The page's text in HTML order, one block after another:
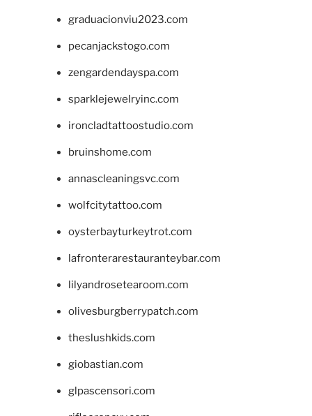
graduacionviu2023.com
pecanjackstogo.com
zengardendayspa.com
sparklejewelryinc.com
ironcladtattoostudio.com
bruinshome.com
annascleaningsvc.com
wolfcitytattoo.com
oysterbayturkeytrot.com
lafronterarestauranteybar.com
lilyandrosetearoom.com
olivesburgberrypatch.com
theslushkids.com
giobastian.com
glpascensori.com